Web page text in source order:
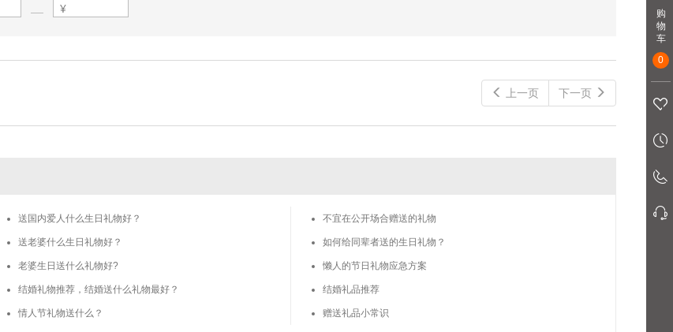
上一页 下一页
送国内爱人什么生日礼物好？
送老婆什么生日礼物好？
老婆生日送什么礼物好?
结婚礼物推荐，结婚送什么礼物最好？
情人节礼物送什么？
不宜在公开场合赠送的礼物
如何给同辈者送的生日礼物？
懒人的节日礼物应急方案
结婚礼品推荐
赠送礼品小常识
购
物
车
0